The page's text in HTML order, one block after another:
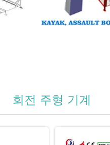
회전 주형 기계